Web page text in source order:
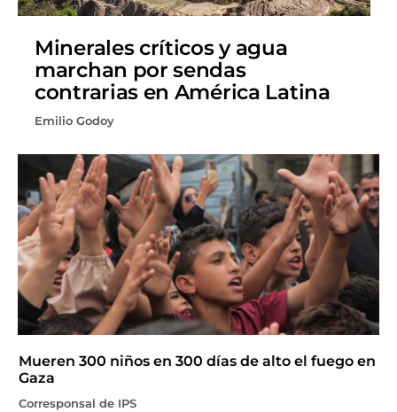
Minerales críticos y agua
marchan por sendas
contrarias en América Latina
Emilio Godoy
Mueren 300 niños en 300 días de alto el fuego en
Gaza
Corresponsal de IPS